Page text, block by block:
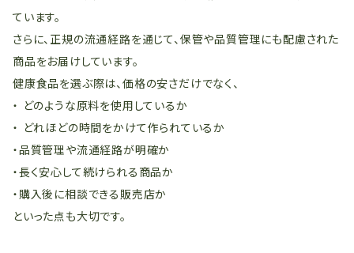
ています。
さらに、正規の流通経路を通じて、保管や品質管理にも配慮された
商品をお届けしています。
健康食品を選ぶ際は、価格の安さだけでなく、
・ どのような原料を使用しているか
・ どれほどの時間をかけて作られているか
・品質管理や流通経路が明確か
・長く安心して続けられる商品か
・購入後に相談できる販売店か
といった点も大切です。